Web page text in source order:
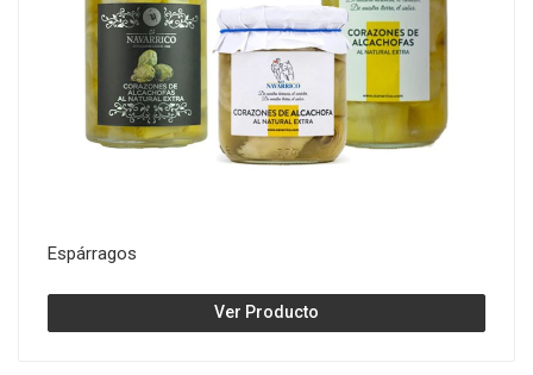
Espárragos
Ver Producto